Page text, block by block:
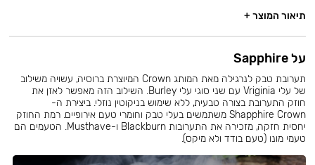
תיאור המוצר +
על Sapphire
תערובת טבק לנרגילה מאת המותג Crown המיוצרת ברוסיה, עשויה משילוב
של עלי Vriginia עם שני סוגי עלי Burley. השילוב הזה מאפשר לאזן את
חוזק התערובת בצורה טבעית, ללא שימוש בניקוטין נוזלי. ביצירת ה-
Shapphire Crown משתמשים בעלי טבק וחומרי טעם אירופיים. רמת החוזק
יחסית חזקה, מזכירה את התערובות Blackburn ו-Musthave. הטעמים הם
טעמי מונו (טעם בודד ולא מיקס).